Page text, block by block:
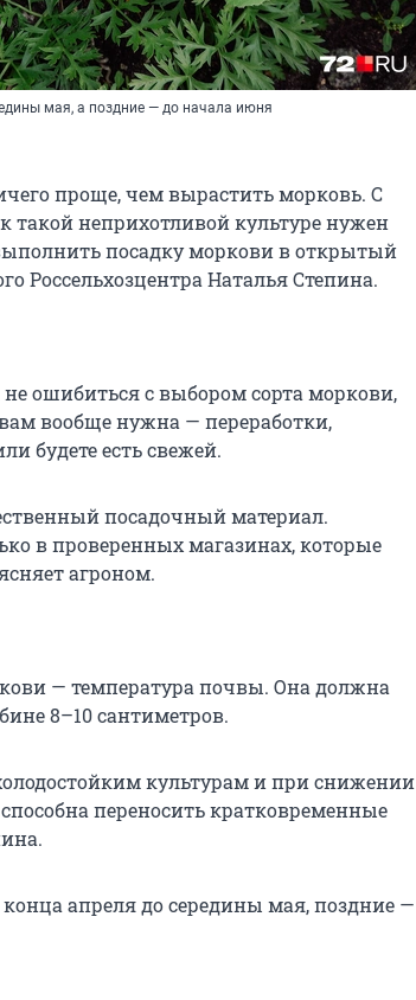
мая, а поздние — до начала июня
проще, чем вырастить морковь. С
такой неприхотливой культуре нужен
посадку моркови в открытый
Россельхозцентра Наталья Степина.
ошибиться с выбором сорта моркови,
вообще нужна — переработки,
будете есть свежей.
посадочный материал.
в проверенных магазинах, которые
агроном.
— температура почвы. Она должна
8–10 сантиметров.
культурам и при снижении
переносить кратковременные
апреля до середины мая, поздние —